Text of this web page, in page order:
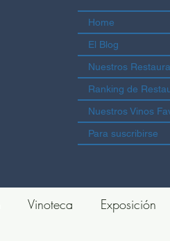
Home
El Blog
Nuestros
Ranking de
Nuestros Vinos
Para suscribirse
Vinoteca Exposición